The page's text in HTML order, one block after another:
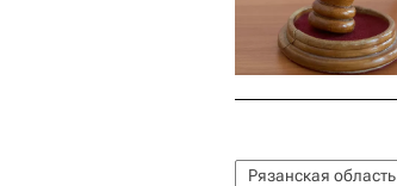
Рязанская область